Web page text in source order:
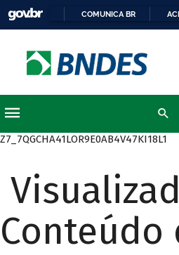
COMUNICA BR
Z7_7QGCHA41LOR9E0AB4V47KI18L1
Conteúdo